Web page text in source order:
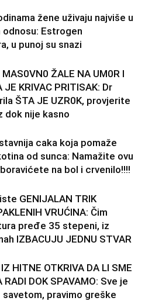
žene uživaju najviše u
odnosu: Estrogen
u punoj su snazi
MAS0VN0 ŽALE NA UM0R I
JE KRIVAC PRITISAK: Dr
ŠTA JE UZR0K, provjerite
dok nije kasno
caka koja pomaže
od sunca: Namažite ovu
na bol i crvenilo!!!!
GENIJALAN TRIK
VRUĆINA: Čim
pređe 35 stepeni, iz
IZBACUJU JEDNU STVAR
HITNE OTKRIVA DA LI SME
RADI DOK SPAVAMO: Sve je
savetom, pravimo greške